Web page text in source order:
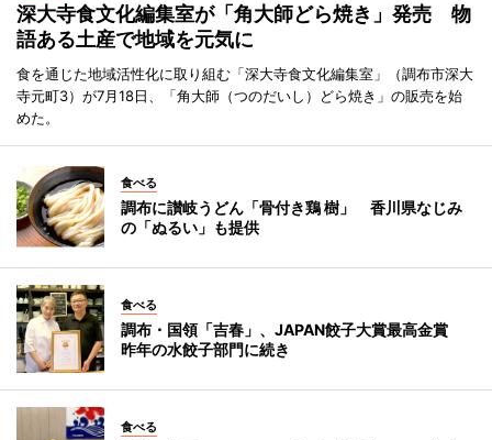
深大寺食文化編集室が「角大師どら焼き」発売 物
語ある土産で地域を元気に
食を通じた地域活性化に取り組む「深大寺食文化編集室」（調布市深大
寺元町3）が7月18日、「角大師（つのだいし）どら焼き」の販売を始
めた。
食べる
調布に讃岐うどん「骨付き鶏 樹」 香川県なじみ
の「ぬるい」も提供
食べる
調布・国領「吉春」、JAPAN餃子大賞最高金賞
昨年の水餃子部門に続き
食べる